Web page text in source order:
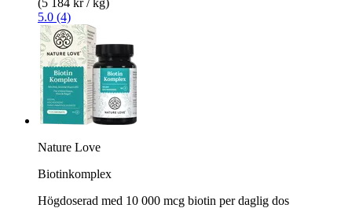
5.0 (4)
Nature Love
Biotinkomplex
Högdoserad med 10 000 mcg biotin per daglig dos